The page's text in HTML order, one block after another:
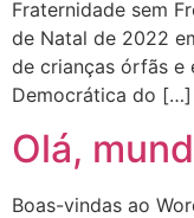
Fraternidade sem
de Natal de 2022
de crianças órfãs e
Democrática do […]
Olá,
Boas-vindas ao